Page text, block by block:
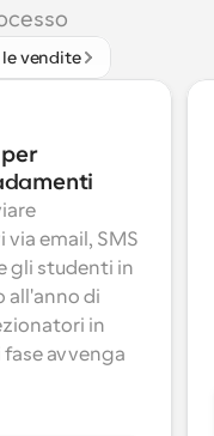
le vendite
email, SMS
gli studenti in
all'anno di
in
avvenga